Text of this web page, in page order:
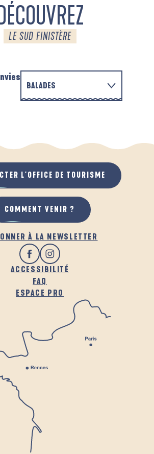
LE SUD FINISTÈRE
BALADES
QUAND IL PLEUT
AU GRAND AIR
À LA NEWSLETTER
ACCESSIBILITÉ
FAQ
ESPACE PRO
L'OFFICE DE TOURISME
COMMENT VENIR ?